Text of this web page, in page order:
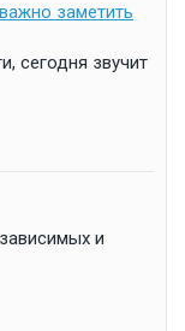
заметить
сегодня звучит
и